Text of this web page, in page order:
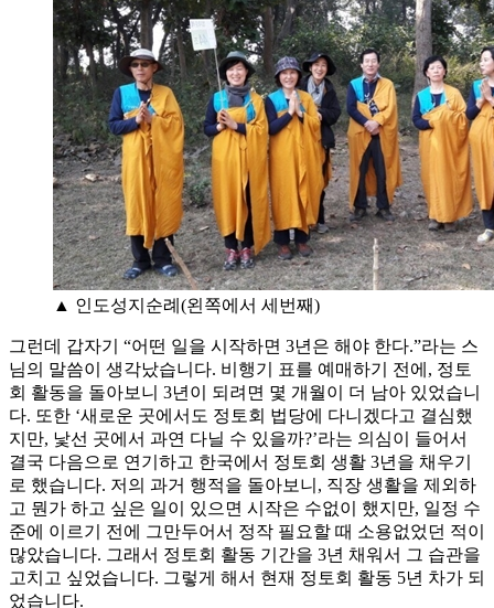
▲ 인도성지순례(왼쪽에서 세번째)
그런데 갑자기 “어떤 일을 시작하면 3년은 해야 한다.”라는 스
님의 말씀이 생각났습니다. 비행기 표를 예매하기 전에, 정토
회 활동을 돌아보니 3년이 되려면 몇 개월이 더 남아 있었습니
다. 또한 ‘새로운 곳에서도 정토회 법당에 다니겠다고 결심했
지만, 낯선 곳에서 과연 다닐 수 있을까?’라는 의심이 들어서
결국 다음으로 연기하고 한국에서 정토회 생활 3년을 채우기
로 했습니다. 저의 과거 행적을 돌아보니, 직장 생활을 제외하
고 뭔가 하고 싶은 일이 있으면 시작은 수없이 했지만, 일정 수
준에 이르기 전에 그만두어서 정작 필요할 때 소용없었던 적이
많았습니다. 그래서 정토회 활동 기간을 3년 채워서 그 습관을
고치고 싶었습니다. 그렇게 해서 현재 정토회 활동 5년 차가 되
었습니다.